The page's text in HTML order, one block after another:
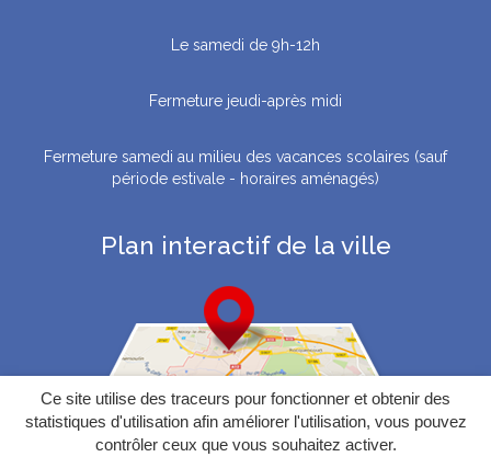
Ce site utilise des traceurs pour fonctionner et obtenir des
statistiques d'utilisation afin améliorer l'utilisation, vous pouvez
contrôler ceux que vous souhaitez activer.
Le samedi de 9h-12h
Fermeture jeudi-après midi
Fermeture samedi au milieu des vacances scolaires (sauf
période estivale - horaires aménagés)
Plan interactif de la ville